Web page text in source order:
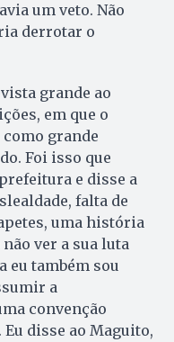
um veto. Não
derrotar o
grande ao
em que o
grande
Foi isso que
e disse a
falta de
uma história
ver a sua luta
eu também sou
a
convenção
disse ao Maguito,